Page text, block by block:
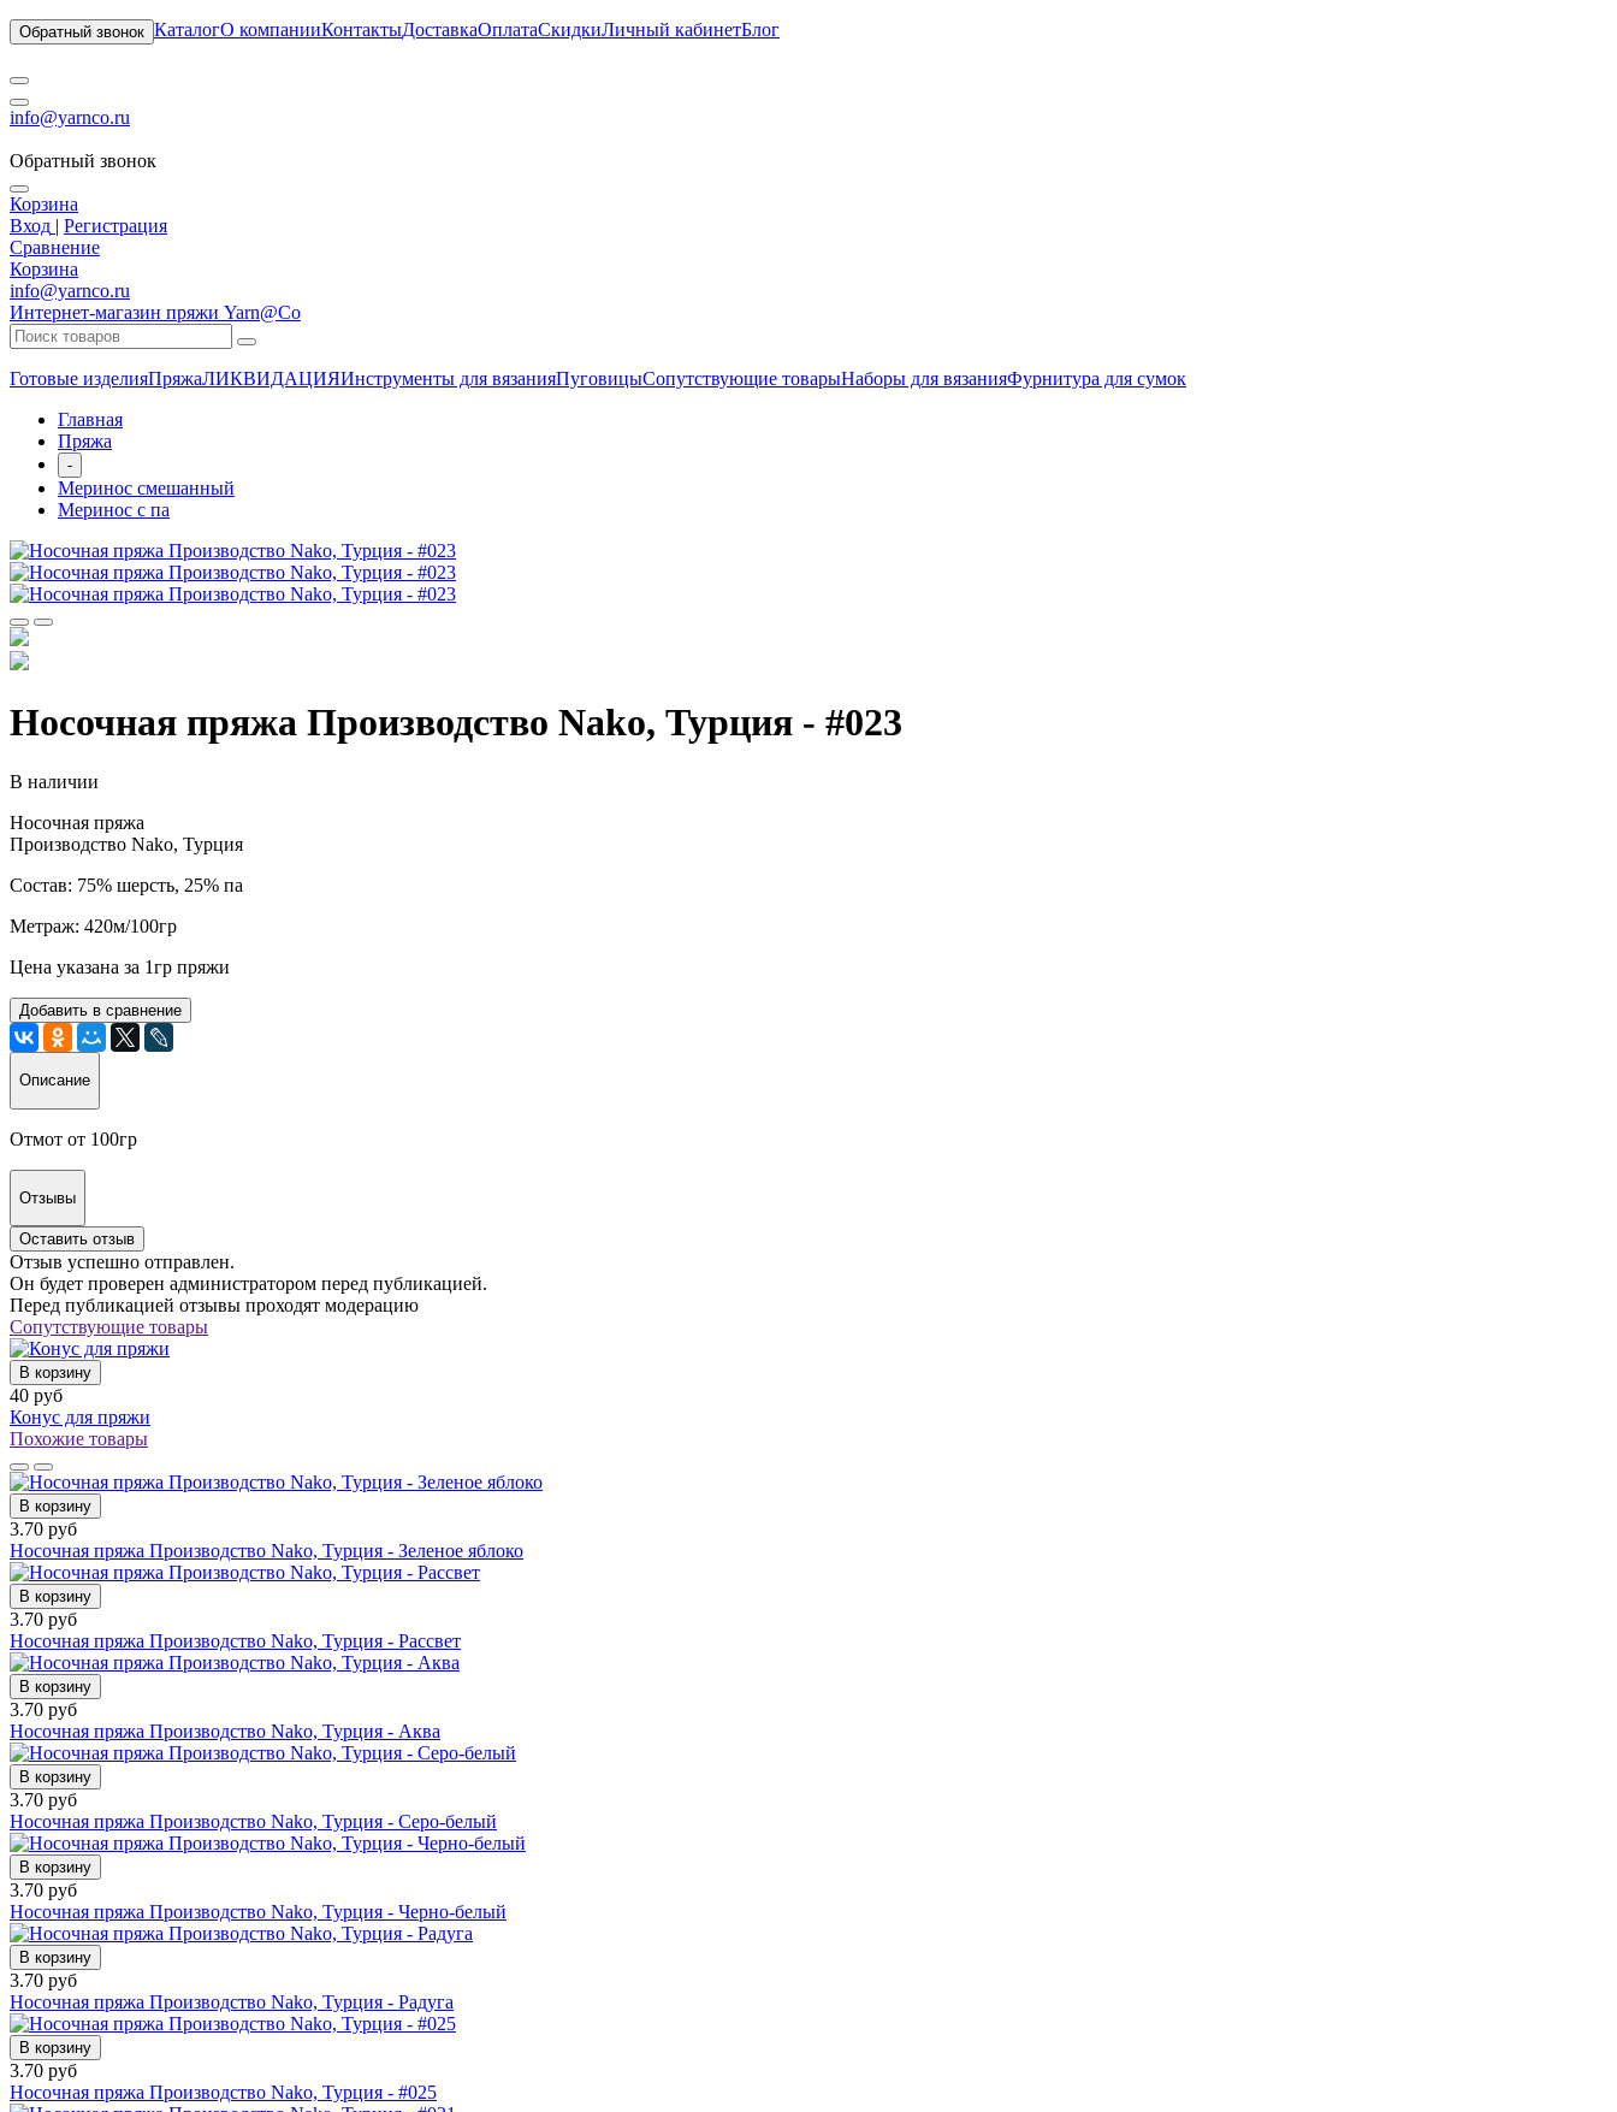
Обратный звонок КаталогО компанииКонтактыДоставкаОплатаСкидкиЛичный кабинетБлог
info@yarnco.ru
Обратный звонок
Корзина
Вход | Регистрация
Сравнение
Корзина
info@yarnco.ru
Интернет-магазин пряжи Yarn@Co
Готовые изделияПряжаЛИКВИДАЦИЯИнструменты для вязанияПуговицыСопутствующие товарыНаборы для вязанияФурнитура для сумок
Главная
Пряжа
-
Меринос смешанный
Меринос с па
Носочная пряжа Производство Nako, Турция - #023
В наличии
Носочная пряжа
Производство Nako, Турция
Состав: 75% шерсть, 25% па
Метраж: 420м/100гр
Цена указана за 1гр пряжи
Добавить в сравнение
Описание
Отмот от 100гр
Отзывы
Оставить отзыв
Отзыв успешно отправлен.
Он будет проверен администратором перед публикацией.
Перед публикацией отзывы проходят модерацию
Сопутствующие товары
В корзину
40 руб
Конус для пряжи
Похожие товары
В корзину
3.70 руб
Носочная пряжа Производство Nako, Турция - Зеленое яблоко
В корзину
3.70 руб
Носочная пряжа Производство Nako, Турция - Рассвет
В корзину
3.70 руб
Носочная пряжа Производство Nako, Турция - Аква
В корзину
3.70 руб
Носочная пряжа Производство Nako, Турция - Серо-белый
В корзину
3.70 руб
Носочная пряжа Производство Nako, Турция - Черно-белый
В корзину
3.70 руб
Носочная пряжа Производство Nako, Турция - Радуга
В корзину
3.70 руб
Носочная пряжа Производство Nako, Турция - #025